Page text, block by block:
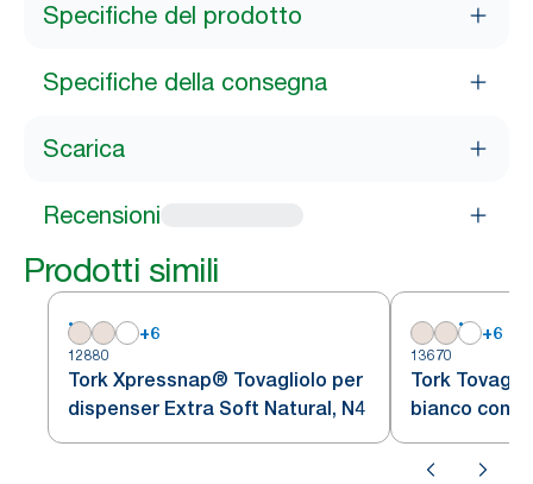
Specifiche del prodotto
Specifiche della consegna
Scarica
Recensioni
Prodotti simili
+6
12880
Tork Xpressnap® Tovagliolo per
dispenser Extra Soft Natural, N4
+6
13670
Tork
bianco con
dispenser